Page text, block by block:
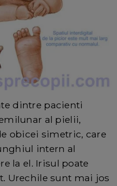
dintre pacienti
al pielii,
obicei simetric, care
intern al
la el. Irisul poate
Urechile sunt mai jos